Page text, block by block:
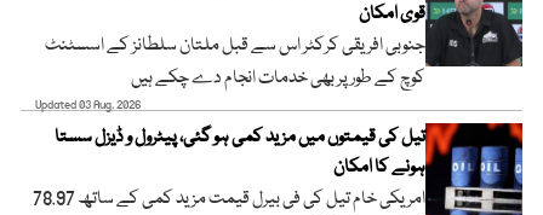
قوی امکان
جنوبی افریقی کرکٹر اس سے قبل ملتان سلطانز کے اسسٹنٹ
کوچ کے طور پر بھی خدمات انجام دے چکے ہیں
Updated 03 Aug, 2026
تیل کی قیمتوں میں مزید کمی ہو گئی، پیٹرول و ڈیزل سستا
ہونے کا امکان
امریکی خام تیل کی فی بیرل قیمت مزید کمی کے ساتھ 78.97